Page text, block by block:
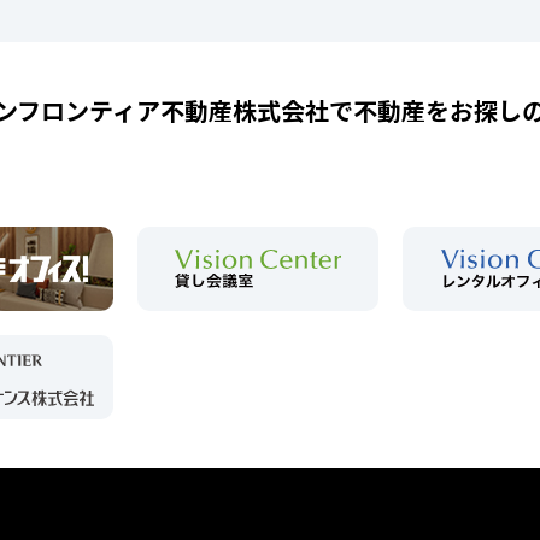
フロンティア不動産株式会社で不動産をお探し